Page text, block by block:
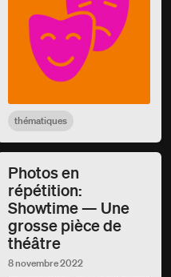
thématiques
Photos en
répétition:
Showtime — Une
grosse pièce de
théâtre
8 novembre 2022